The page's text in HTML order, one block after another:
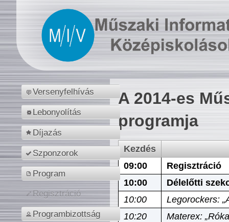
Versenyfelhívás
Lebonyolítás
Díjazás
Szponzorok
Program
Regisztráció
Programbizottság
A 2014-es
programja
Kezdés
09:00
Regisztráció
10:00
Délelőtti
10:00
Legorockers:
10:20
Materex: